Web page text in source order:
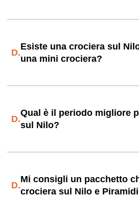
D.
Esiste una crociera sul
una mini crociera?
D.
Qual è il periodo migliore
sul Nilo?
D.
Mi consigli un pacchetto
crociera sul Nilo e